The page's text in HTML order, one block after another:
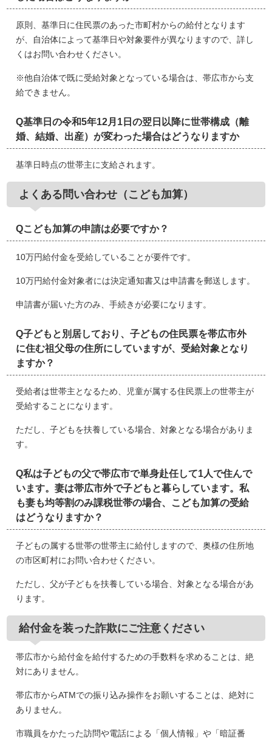
原則、基準日に住民票のあった市町村からの給付となります
が、自治体によって基準日や対象要件が異なりますので、詳し
くはお問い合わせください。
※他自治体で既に受給対象となっている場合は、帯広市から支
給できません。
Q基準日の令和5年12月1日の翌日以降に世帯構成（離
婚、結婚、出産）が変わった場合はどうなりますか
基準日時点の世帯主に支給されます。
よくある問い合わせ（こども加算）
Qこども加算の申請は必要ですか？
10万円給付金を受給していることが要件です。
10万円給付金対象者には決定通知書又は申請書を郵送します。
申請書が届いた方のみ、手続きが必要になります。
Q子どもと別居しており、子どもの住民票を帯広市外
に住む祖父母の住所にしていますが、受給対象となり
ますか？
受給者は世帯主となるため、児童が属する住民票上の世帯主が
受給することになります。
ただし、子どもを扶養している場合、対象となる場合がありま
す。
Q私は子どもの父で帯広市で単身赴任して1人で住んで
います。妻は帯広市外で子どもと暮らしています。私
も妻も均等割のみ課税世帯の場合、こども加算の受給
はどうなりますか？
子どもの属する世帯の世帯主に給付しますので、奥様の住所地
の市区町村にお問い合わせください。
ただし、父が子どもを扶養している場合、対象となる場合があ
ります。
給付金を装った詐欺にご注意ください
帯広市から給付金を給付するための手数料を求めることは、絶
対にありません。
帯広市からATMでの振り込み操作をお願いすることは、絶対に
ありません。
市職員をかたった訪問や電話による「個人情報」や「暗証番